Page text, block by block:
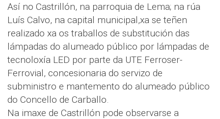
Así no Castrillón, na parroquia de Lema; na rúa
Luís Calvo, na capital municipal,xa se teñen
realizado xa os traballos de substitución das
lámpadas do alumeado público por lámpadas de
tecnoloxía LED por parte da UTE Ferroser-
Ferrovial, concesionaria do servizo de
subministro e mantemento do alumeado público
do Concello de Carballo.
Na imaxe de Castrillón pode observarse a